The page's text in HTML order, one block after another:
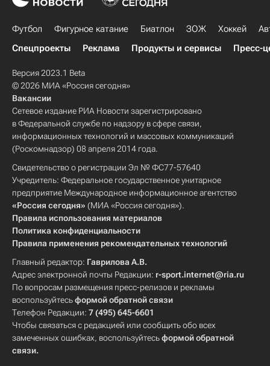
Футбол Фигурное катание Биатлон ЗОЖ Хоккей
Спецпроекты
Реклама Продукты и сервисы Пресс-
Версия 2023.1 Beta
© 2026 МИА «Россия сегодня»
Вакансии
Сетевое издание РИА Новости зарегистрировано
в Федеральной службе по надзору в сфере связи,
информационных технологий и массовых коммуникаций
(Роскомнадзор) 08 апреля 2014 года.
Свидетельство о регистрации Эл № ФС77-57640
Учредитель: Федеральное государственное унитарное
предприятие Международное информационное агентство
«Россия сегодня» (МИА «Россия сегодня»).
Правила использования материалов
Политика конфиденциальности
Правила применения рекомендательных технологий
Главный редактор: Гаврилова А.В.
Адрес электронной почты Редакции: r-sport.internet@ria.ru
По вопросам размещения пресс-релизов и рекламы
воспользуйтесьформой обратной связи
Телефон Редакции: 7 (495) 645-6601
Чтобы связаться с редакцией или сообщить обо всех
замеченных ошибках, воспользуйтесьформой обратной
связи.